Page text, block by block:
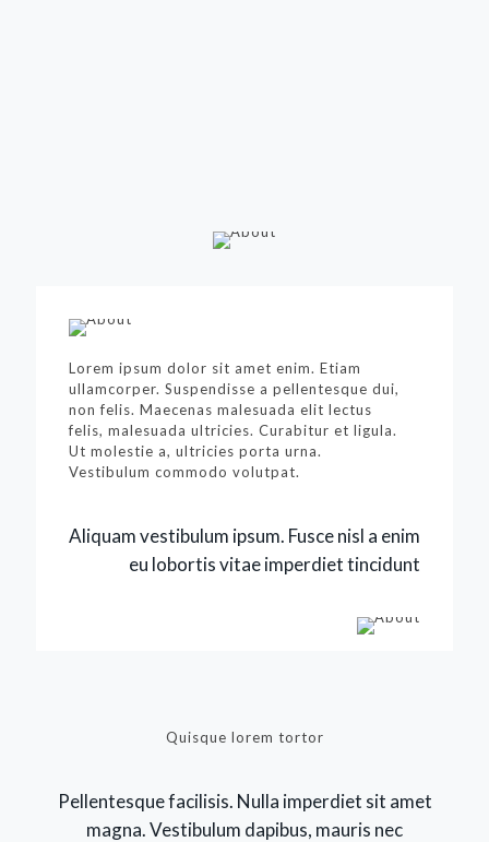
Lorem ipsum dolor sit amet enim. Etiam
ullamcorper. Suspendisse a pellentesque dui,
non felis. Maecenas malesuada elit lectus
felis, malesuada ultricies. Curabitur et ligula.
Ut molestie a, ultricies porta urna.
Vestibulum commodo volutpat.
Aliquam vestibulum ipsum. Fusce nisl a enim
eu lobortis vitae imperdiet tincidunt
Quisque lorem tortor
Pellentesque facilisis. Nulla imperdiet sit amet
magna. Vestibulum dapibus, mauris nec